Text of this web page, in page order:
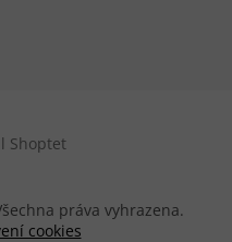
Shoptet
práva vyhrazena.
cookies